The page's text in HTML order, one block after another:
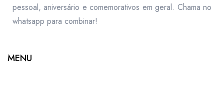
pessoal, aniversário e comemorativos em geral. Chama no
whatsapp para combinar!
MENU